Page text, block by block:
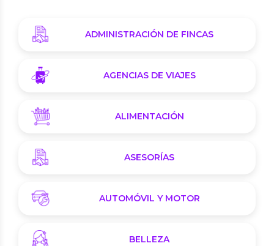
ADMINISTRACIÓN DE FINCAS
AGENCIAS DE VIAJES
ALIMENTACIÓN
ASESORÍAS
AUTOMÓVIL Y MOTOR
BELLEZA